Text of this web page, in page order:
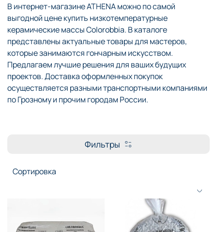
В интернет-магазине ATHENA можно по самой
выгодной цене купить низкотемпературные
керамические массы Colorobbia. В каталоге
представлены актуальные товары для мастеров,
которые занимаются гончарным искусством.
Предлагаем лучшие решения для ваших будущих
проектов. Доставка оформленных покупок
осуществляется разными транспортными компаниями
по Грозному и прочим городам России.
Фильтры